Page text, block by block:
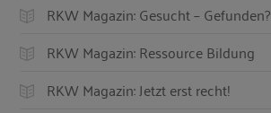
RKW Magazin: Gesucht – Gefunden?
RKW Magazin: Ressource Bildung
RKW Magazin: Jetzt erst recht!